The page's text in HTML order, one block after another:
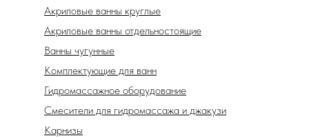
Акриловые ванны отдельностоящие
Акриловые ванны круглые
Ванны чугунные
Комплектующие для ванн
Гидромассажное оборудование
Смесители для гидромассажа и джакузи
Карнизы